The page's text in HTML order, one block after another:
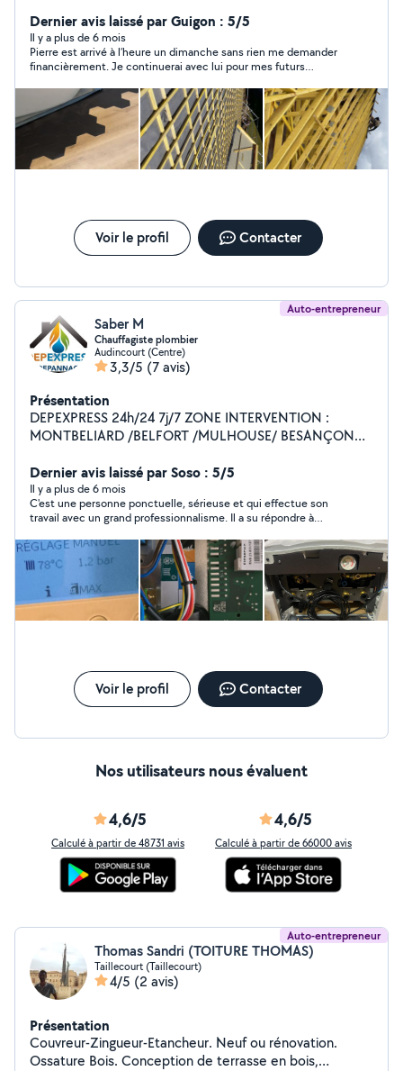
type d'entretien d'espace vert Pour toute demande de
projet contactez-moi Je me déplace tout secteur Pierre
Philippe
Dernier avis laissé par Guigon : 5/5
Il y a plus de 6 mois
Pierre est arrivé à l’heure un dimanche sans rien me demander
financièrement. Je continuerai avec lui pour mes futurs
Voir le profil Contacter
Auto-entrepreneur
Saber M
Chauffagiste plombier
Audincourt (Centre)
3,3/5 (7 avis)
Présentation
DEPEXPRESS 24h/24 7j/7 ZONE INTERVENTION :
MONTBELIARD /BELFORT /MULHOUSE/ BESANÇON
GRANULÉS POMPE A CHALEUR CONTRAT ENTRETIEN
CHAUDIERE DEPANNAGE CHAUDIERE GAZ ET
DEPANNAGE SANITAIRE 24H/24 7J/7
Dernier avis laissé par Soso : 5/5
Il y a plus de 6 mois
C'est une personne ponctuelle, sérieuse et qui effectue son
travail avec un grand professionnalisme. Il a su répondre à
efficacité et rigueur. Je suis entièrement satisfait de ses
services et je le recommande vivement à toute personne
recherchant un travail de qualité.
Voir le profil Contacter
Nos utilisateurs nous évaluent
4,6/5
Calculé à partir de 48731 avis
4,6/5
Calculé à partir de 66000 avis
Auto-entrepreneur
Thomas Sandri (TOITURE THOMAS)
Taillecourt (Taillecourt)
4/5 (2 avis)
Présentation
Couvreur-Zingueur-Etancheur. Neuf ou rénovation.
Ossature Bois. Conception de terrasse en bois,